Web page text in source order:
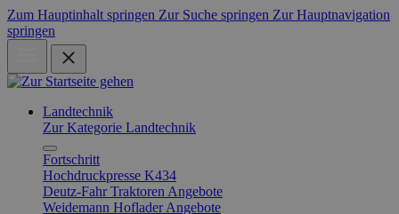
Zum Hauptinhalt springen Zur Suche springen Zur Hauptnavigation
springen
Landtechnik
Zur Kategorie Landtechnik
Fortschritt
Hochdruckpresse K434
Deutz-Fahr Traktoren Angebote
Weidemann Hoflader Angebote